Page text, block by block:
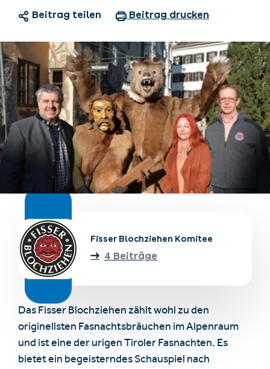
Unterkünfte finden
Ticket- &
Gutscheinshop
Deutsch
+43/5476/6239
info@serfaus-fiss-ladis.at
Das Fisser Blochziehen zählt wohl zu den
originellsten Fasnachtsbräuchen im Alpenraum
und ist eine der urigen Tiroler Fasnachten. Es
bietet ein begeisterndes Schauspiel nach
Fisser Blochziehen Komitee
4 Beiträge
Beitrag teilen Beitrag drucken